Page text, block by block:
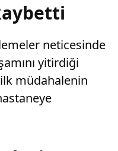
neticesinde
yitirdiği
müdahalenin